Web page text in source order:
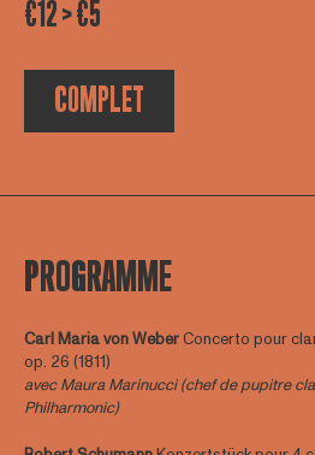
€12 > €5
COMPLET
PROGRAMME
Carl Maria von WeberConcerto pour
op. 26 (1811)
avec Maura Marinucci (chef de pupitre
Philharmonic)